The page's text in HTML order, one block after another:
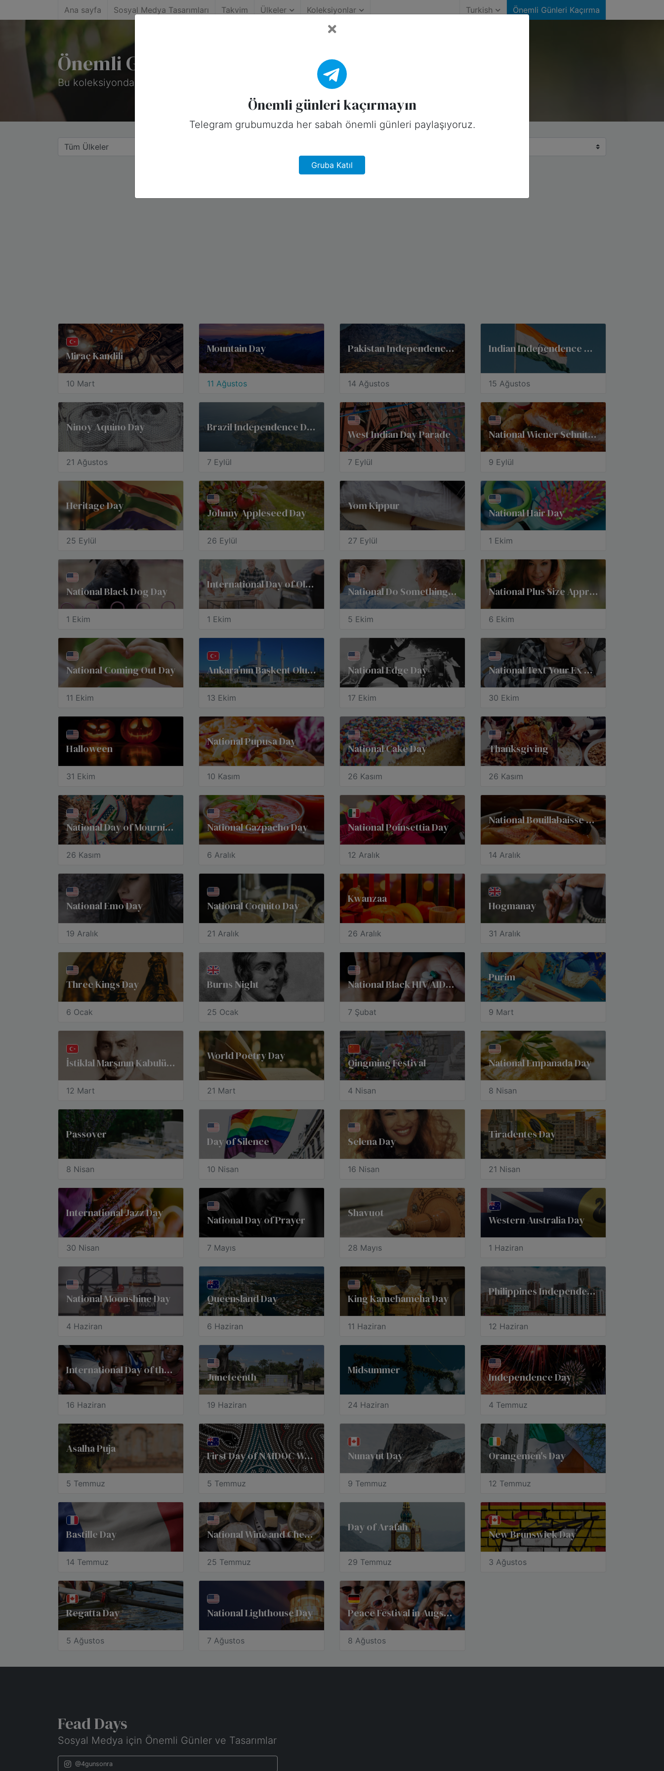
Ana sayfa Sosyal Medya Tasarımları Takvim Ülkeler Koleksiyonlar Turkish Önemli Günleri Kaçırma
Önemli Günler: Kültürel
Bu koleksiyonda 67 özel gün var.
Miraç Kandili
10 Mart
Mountain Day
11 Ağustos
Pakistan Independence Day
14 Ağustos
Indian Independence Day
15 Ağustos
Ninoy Aquino Day
21 Ağustos
Brazil Independence Day
7 Eylül
West Indian Day Parade
7 Eylül
National Wiener Schnitzel Day
9 Eylül
Heritage Day
25 Eylül
Johnny Appleseed Day
26 Eylül
Yom Kippur
27 Eylül
National Hair Day
1 Ekim
National Black Dog Day
1 Ekim
​International Day of Older Persons
1 Ekim
National Do Something Nice Day
5 Ekim
National Plus Size Appreciation Day
6 Ekim
National Coming Out Day
11 Ekim
Ankara’nın Başkent Oluşu
13 Ekim
National Edge Day
17 Ekim
National Text Your Ex Day
30 Ekim
Halloween
31 Ekim
National Pupusa Day
10 Kasım
National Cake Day
26 Kasım
Thanksgiving
26 Kasım
National Day of Mourning
26 Kasım
National Gazpacho Day
6 Aralık
National Poinsettia Day
12 Aralık
National Bouillabaisse Day
14 Aralık
National Emo Day
19 Aralık
National Coquito Day
21 Aralık
Kwanzaa
26 Aralık
Hogmanay
31 Aralık
Three Kings Day
6 Ocak
Burns Night
25 Ocak
National Black HIV/AIDS Awareness Day
7 Şubat
Purim
9 Mart
İstiklal Marşının Kabulü ve Mehmet Akif Ersoy’u Anma Günü
12 Mart
World Poetry Day
21 Mart
Qingming Festival
4 Nisan
National Empanada Day
8 Nisan
Passover
8 Nisan
Day of Silence
10 Nisan
Selena Day
16 Nisan
Tiradentes Day
21 Nisan
International Jazz Day
30 Nisan
National Day of Prayer
7 Mayıs
Shavuot
28 Mayıs
Western Australia Day
1 Haziran
National Moonshine Day
4 Haziran
Queensland Day
6 Haziran
King Kamehameha Day
11 Haziran
Philippines Independence Day
12 Haziran
International Day of the African Child
16 Haziran
Juneteenth
19 Haziran
Midsummer
24 Haziran
Independence Day
4 Temmuz
Asalha Puja
5 Temmuz
First Day of NAIDOC Week
5 Temmuz
Nunavut Day
9 Temmuz
Orangemen's Day
12 Temmuz
Bastille Day
14 Temmuz
National Wine and Cheese Day
25 Temmuz
​Day of Arafah
29 Temmuz
New Brunswick Day
3 Ağustos
Regatta Day
5 Ağustos
National Lighthouse Day
7 Ağustos
Peace Festival in Augsburg
8 Ağustos
Fead Days
Sosyal Medya için Önemli Günler ve Tasarımlar
@4gunsonra
Önemli günleri kaçırmayın
Telegram grubumuzda her sabah önemli günleri paylaşıyoruz.
Gruba Katıl